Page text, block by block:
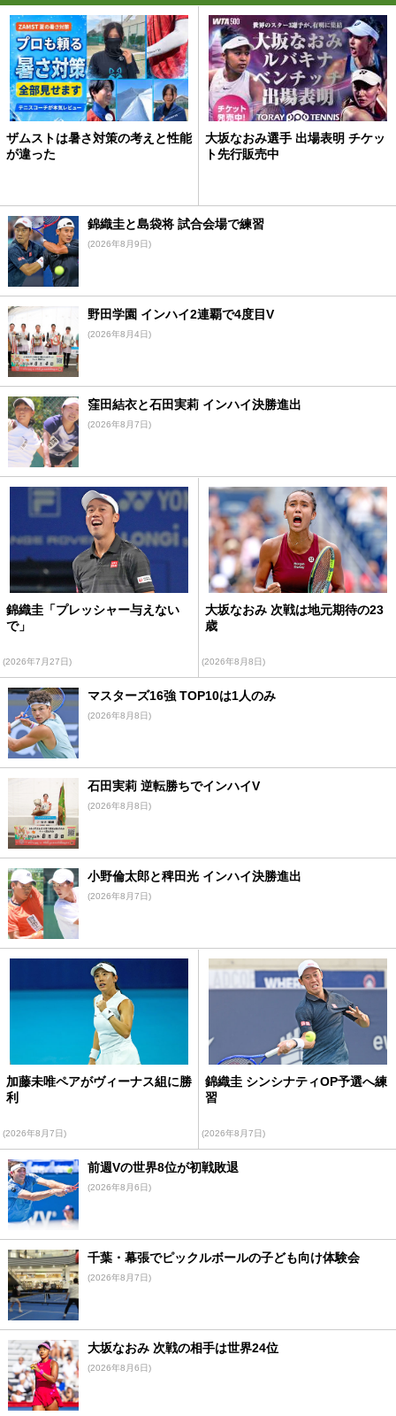
ザムストは暑さ対策の考えと性能
が違った
大坂なおみ選手 出場表明 チケッ
ト先行販売中
錦織圭と島袋将 試合会場で練習
(2026年8月9日)
野田学園 インハイ2連覇で4度目V
(2026年8月4日)
窪田結衣と石田実莉 インハイ決勝進出
(2026年8月7日)
錦織圭「プレッシャー与えない
で」
(2026年7月27日)
大坂なおみ 次戦は地元期待の23
歳
(2026年8月8日)
マスターズ16強 TOP10は1人のみ
(2026年8月8日)
石田実莉 逆転勝ちでインハイV
(2026年8月8日)
小野倫太郎と稗田光 インハイ決勝進出
(2026年8月7日)
加藤未唯ペアがヴィーナス組に勝
利
(2026年8月7日)
錦織圭 シンシナティOP予選へ練
習
(2026年8月7日)
前週Vの世界8位が初戦敗退
(2026年8月6日)
千葉・幕張でピックルボールの子ども向け体験会
(2026年8月7日)
大坂なおみ 次戦の相手は世界24位
(2026年8月6日)